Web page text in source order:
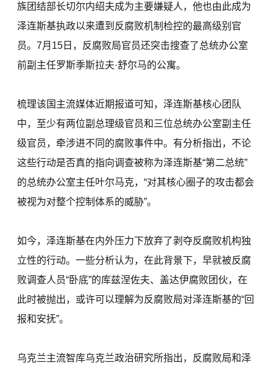
族团结部长切尔内绍夫成为主要嫌疑人，他也由此成为
泽连斯基执政以来遭到反腐败机制检控的最高级别官
员。7月15日，反腐败局官员还突击搜查了总统办公室
前副主任罗斯季斯拉夫·舒尔马的公寓。
梳理该国主流媒体近期报道可知，泽连斯基核心团队
中，至少有两位副总理级官员和三位总统办公室副主任
级官员，牵涉进不同的腐败事件中。有分析指出，不论
这些行动是否真的指向调查被称为泽连斯基“第二总统”
的总统办公室主任叶尔马克，“对其核心圈子的攻击都会
被视为对整个控制体系的威胁”。
如今，泽连斯基在内外压力下放弃了剥夺反腐败机构独
立性的行动。一些分析认为，在此背景下，早就被反腐
败调查人员“卧底”的库兹涅佐夫、盖达伊腐败团伙，在
此时被抛出，或许可以理解为反腐败局对泽连斯基的“回
报和安抚”。
乌克兰主流智库乌克兰政治研究所指出，反腐败局和泽